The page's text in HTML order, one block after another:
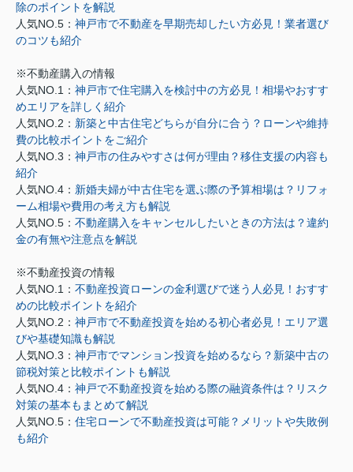
除のポイントを解説
人気NO.5： 神戸市で不動産を早期売却したい方必見！業者選び
のコツも紹介
※不動産購入の情報
人気NO.1： 神戸市で住宅購入を検討中の方必見！相場やおすす
めエリアを詳しく紹介
人気NO.2： 新築と中古住宅どちらが自分に合う？ローンや維持
費の比較ポイントをご紹介
人気NO.3： 神戸市の住みやすさは何が理由？移住支援の内容も
紹介
人気NO.4： 新婚夫婦が中古住宅を選ぶ際の予算相場は？リフォ
ーム相場や費用の考え方も解説
人気NO.5： 不動産購入をキャンセルしたいときの方法は？違約
金の有無や注意点を解説
※不動産投資の情報
人気NO.1： 不動産投資ローンの金利選びで迷う人必見！おすす
めの比較ポイントを紹介
人気NO.2： 神戸市で不動産投資を始める初心者必見！エリア選
びや基礎知識も解説
人気NO.3： 神戸市でマンション投資を始めるなら？新築中古の
節税対策と比較ポイントも解説
人気NO.4： 神戸で不動産投資を始める際の融資条件は？リスク
対策の基本もまとめて解説
人気NO.5： 住宅ローンで不動産投資は可能？メリットや失敗例
も紹介